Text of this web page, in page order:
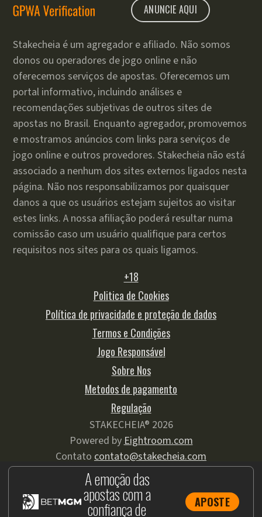
A emoção das
apostas com a
confiança de APOSTE
ANUNCIE AQUI
Stakecheia é um agregador e afiliado. Não somos
donos ou operadores de jogo online e não
oferecemos serviços de apostas. Oferecemos um
portal informativo, incluindo análises e
recomendações subjetivas de outros sites de
apostas no Brasil. Enquanto agregador, promovemos
e mostramos anúncios com links para serviços de
jogo online e outros provedores. Stakecheia não está
associado a nenhum dos sites externos ligados nesta
página. Não nos responsabilizamos por quaisquer
danos a que os usuários estejam sujeitos ao visitar
estes links. A nossa afiliação poderá resultar numa
comissão caso um usuário qualifique para certos
requisitos nos sites para os quais ligamos.
+18
Politica de Cookies
Política de privacidade e proteção de dados
Termos e Condições
Jogo Responsável
Sobre Nos
Metodos de pagamento
Regulação
STAKECHEIA® 2026
Powered by Eightroom.com
Contato contato@stakecheia.com